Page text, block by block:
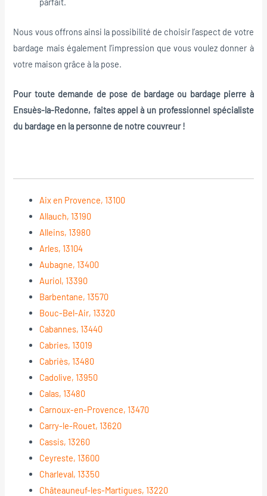
Nous vous offrons ainsi la possibilité de choisir l’aspect de votre
bardage mais également l’impression que vous voulez donner à
votre maison grâce à la pose.
Pour toute demande de pose de bardage ou bardage pierre à
Ensuès-la-Redonne, faites appel à un professionnel spécialiste
du bardage en la personne de notre couvreur !
Aix en Provence, 13100
Allauch, 13190
Alleins, 13980
Arles, 13104
Aubagne, 13400
Auriol, 13390
Barbentane, 13570
Bouc-Bel-Air, 13320
Cabannes, 13440
Cabries, 13019
Cabriès, 13480
Cadolive, 13950
Calas, 13480
Carnoux-en-Provence, 13470
Carry-le-Rouet, 13620
Cassis, 13260
Ceyreste, 13600
Charleval, 13350
Châteauneuf-les-Martigues, 13220